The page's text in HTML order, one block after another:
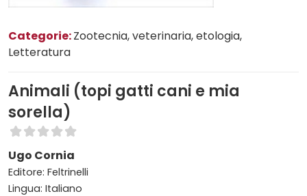
Categorie:Zootecnia, veterinaria, etologia,
Letteratura
Animali (topi gatti cani e mia
sorella)
Ugo Cornia
Editore: Feltrinelli
Lingua: Italiano